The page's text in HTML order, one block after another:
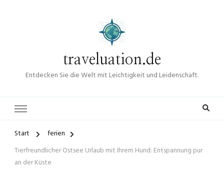
traveluation.de
Entdecken Sie die Welt mit Leichtigkeit und Leidenschaft.
Start
ferien
Tierfreundlicher Ostsee Urlaub mit Ihrem Hund: Entspannung pur
an der Küste